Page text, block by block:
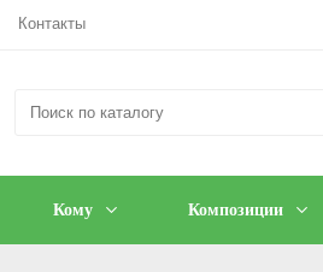
Контакты
Кому Композиции